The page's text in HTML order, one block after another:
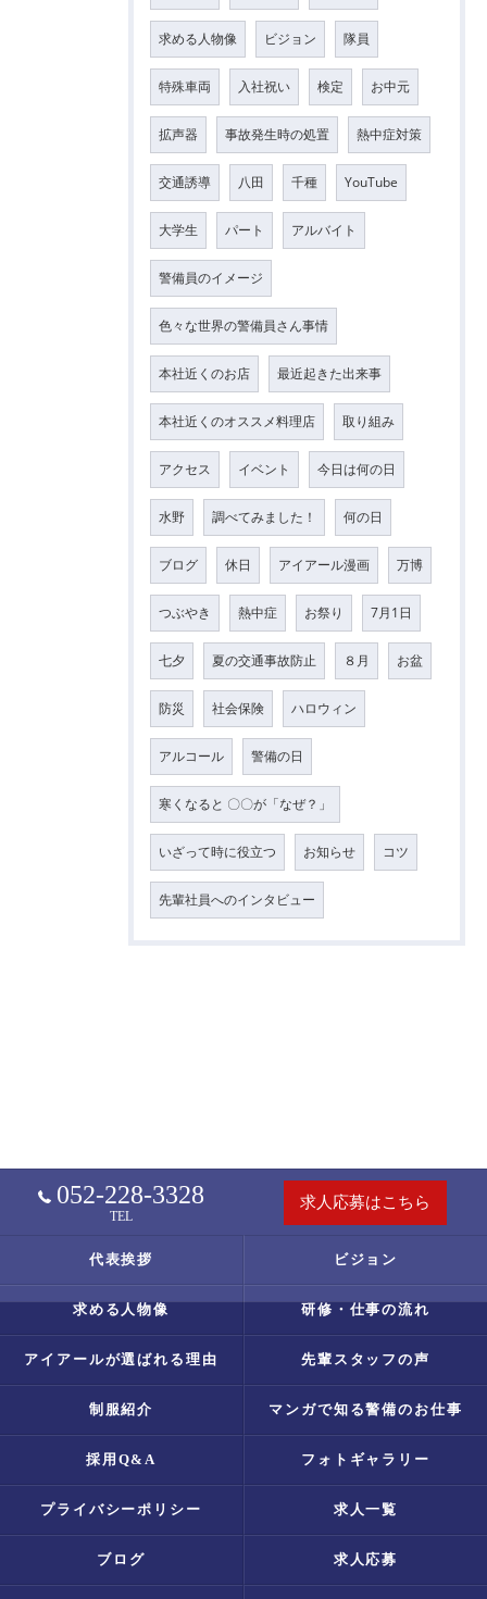
求める人物像 ビジョン 隊員
特殊車両 入社祝い 検定 お中元
拡声器 事故発生時の処置 熱中症対策
交通誘導 八田 千種 YouTube
大学生 パート アルバイト
警備員のイメージ
色々な世界の警備員さん事情
本社近くのお店 最近起きた出来事
本社近くのオススメ料理店 取り組み
アクセス イベント 今日は何の日
水野 調べてみました！ 何の日
ブログ 休日 アイアール漫画 万博
つぶやき 熱中症 お祭り 7月1日
七夕 夏の交通事故防止 ８月 お盆
防災 社会保険 ハロウィン
アルコール 警備の日
寒くなると 〇〇が「なぜ？」
いざって時に役立つ お知らせ コツ
先輩社員へのインタビュー
052-228-3328
TEL
求人応募はこちら
代表挨拶 ビジョン
求める人物像 研修・仕事の流れ
アイアールが選ばれる理由 先輩スタッフの声
制服紹介 マンガで知る警備のお仕事
採用Q&A フォトギャラリー
プライバシーポリシー 求人一覧
ブログ 求人応募